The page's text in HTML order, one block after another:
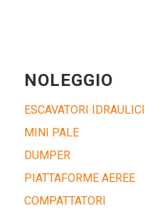
NOLEGGIO
ESCAVATORI IDRAULICI
MINI PALE
DUMPER
PIATTAFORME AEREE
COMPATTATORI